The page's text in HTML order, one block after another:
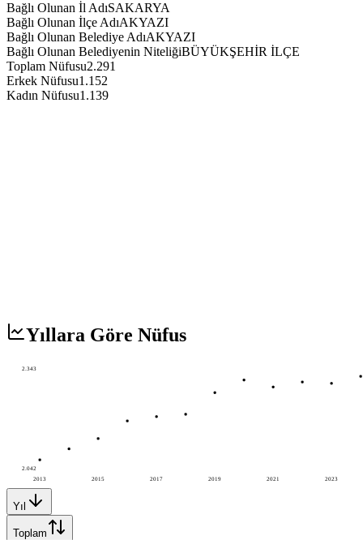
Bağlı Olunan İl AdıSAKARYA
Bağlı Olunan İlçe AdıAKYAZI
Bağlı Olunan Belediye AdıAKYAZI
Bağlı Olunan Belediyenin NiteliğiBÜYÜKŞEHİR İLÇE
Toplam Nüfusu2.291
Erkek Nüfusu1.152
Kadın Nüfusu1.139
Yıllara Göre Nüfus
2013 2015 2017 2019 2021 2023
2.343
2.042
Yıl
Toplam